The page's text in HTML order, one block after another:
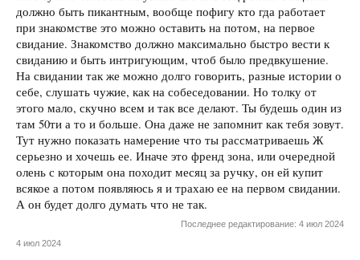
должно быть пикантным, вообще пофигу кто гда работает
при знакомстве это можно оставить на потом, на первое
свидание. Знакомство должно максимально быстро вести к
свиданию и быть интригующим, чтоб было предвкушение.
На свидании так же можно долго говорить, разные истории о
себе, слушать чужие, как на собеседовании. Но толку от
этого мало, скучно всем и так все делают. Ты будешь один из
там 50ти а то и больше. Она даже не запомнит как тебя зовут.
Тут нужно показать намерение что ты рассматриваешь Ж
серьезно и хочешь ее. Иначе это френд зона, или очередной
олень с которым она походит месяц за ручку, он ей купит
всякое а потом появляюсь я и трахаю ее на первом свидании.
А он будет долго думать что не так.
Последнее редактирование: 4 июл 2024
4 июл 2024